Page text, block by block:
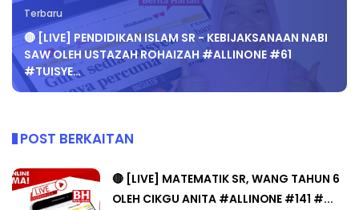
Terbaru
🔴 [LIVE] PENDIDIKAN ISLAM SR - KEBIJAKSANAAN NABI
SAW OLEH USTAZAH ROHAIZAH #ALLINONE #61
#TUISYE…
POST BERKAITAN
🔴 [LIVE] MATEMATIK SR, WANG TAHUN 6
OLEH CIKGU ANITA #ALLINONE #141 #...